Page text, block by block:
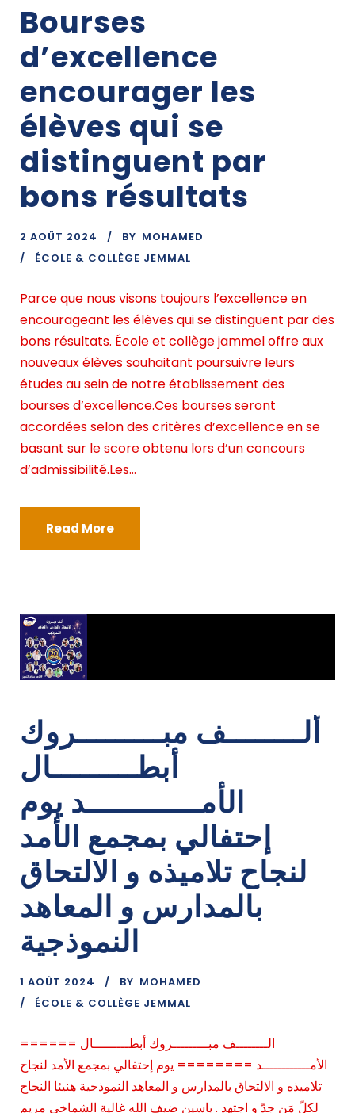
Bourses
d’excellence
encourager les
élèves qui se
distinguent par
bons résultats
2 AOÛT 2024 BY MOHAMED
ÉCOLE & COLLÈGE JEMMAL
Parce que nous visons toujours l’excellence en
encourageant les élèves qui se distinguent par des
bons résultats. École et collège jammel offre aux
nouveaux élèves souhaitant poursuivre leurs
études au sein de notre établissement des
bourses d’excellence.Ces bourses seront
accordées selon des critères d’excellence en se
basant sur le score obtenu lors d’un concours
d’admissibilité.Les...
Read More
ألــــــــف مبـــــــــروك
أبطـــــــــال
الأمــــــــــــد يوم
إحتفالي بمجمع الأمد
لنجاح تلاميذه و الالتحاق
بالمدارس و المعاهد
النموذجية
1 AOÛT 2024 BY MOHAMED
ÉCOLE & COLLÈGE JEMMAL
====== الــــــــف مبـــــــــروك أبطـــــــــال
الأمــــــــــــد ======== يوم إحتفالي بمجمع الأمد لنجاح
تلاميذه و الالتحاق بالمدارس و المعاهد النموذجية هنيئا النجاح
لكلّ مَن جدّ و اجتهد . ياسين ضيف الله غالية الشماخي مريم